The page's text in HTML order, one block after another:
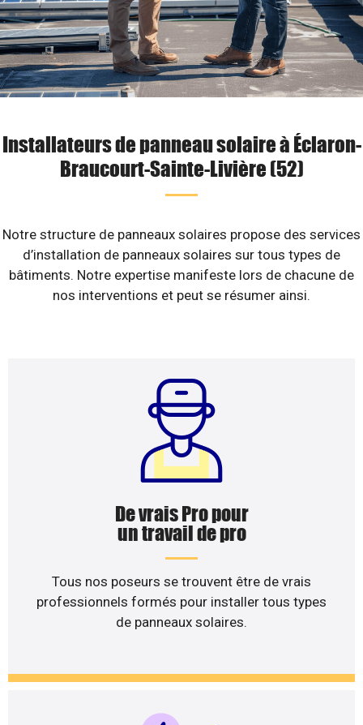
Installateurs de panneau solaire à Éclaron-
Braucourt-Sainte-Livière (52)
Notre structure de panneaux solaires propose des services
d’installation de panneaux solaires sur tous types de
bâtiments. Notre expertise manifeste lors de chacune de
nos interventions et peut se résumer ainsi.
De vrais Pro pour
un travail de pro
Tous nos poseurs se trouvent être de vrais
professionnels formés pour installer tous types
de panneaux solaires.